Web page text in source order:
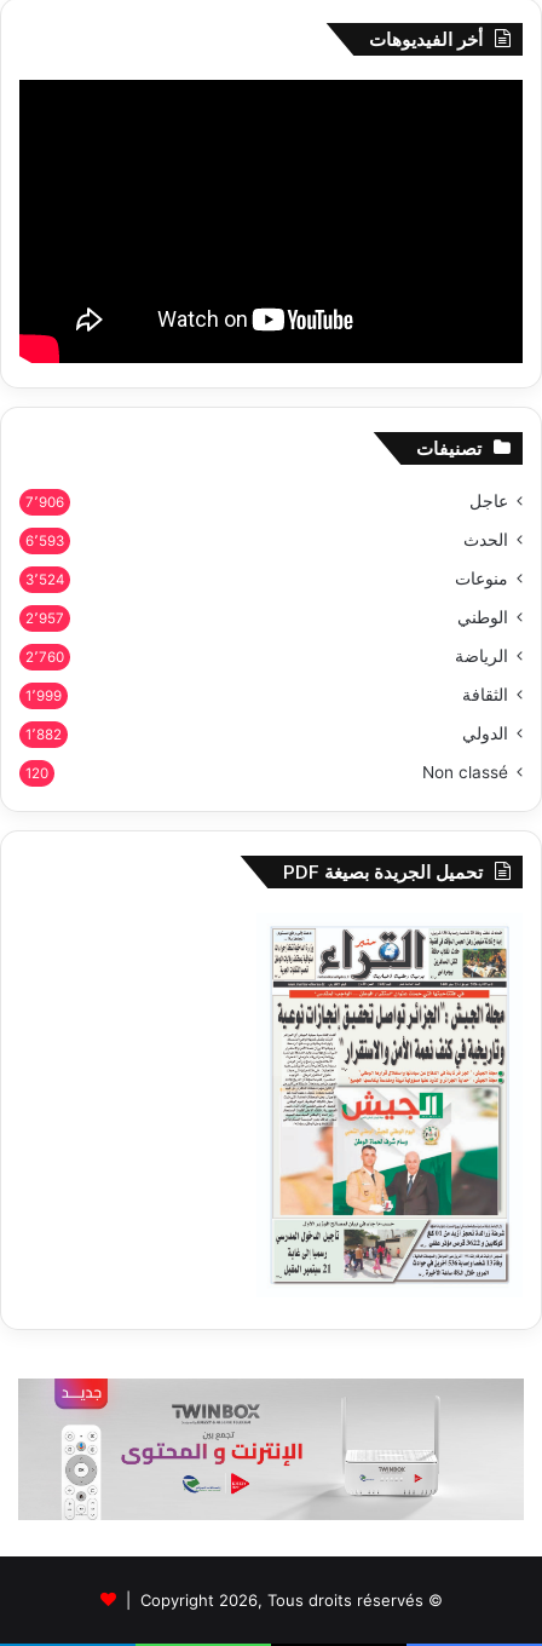
أخر الفيديوهات
تصنيفات
عاجل 7٬906
الحدث 6٬593
منوعات 3٬524
الوطني 2٬957
الرياضة 2٬760
الثقافة 1٬999
الدولي 1٬882
Non classé
120
تحميل الجريدة بصيغة PDF
© Copyright 2026, Tous droits réservés |